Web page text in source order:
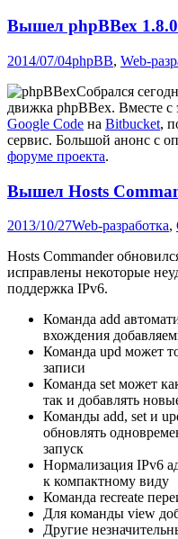
Вышел phpBBex
2014/07/04phpBB, Web-
Собрался
движка phpBBex. Вместе с
Google Code на Bitbucket,
сервис. Большой анонс с
форуме проекта.
Вышел Hosts
2013/10/27Web-разработка,
Hosts Commander
исправлены некоторые
поддержка IPv6.
Команда add
вхождения
Команда upd может
записи
Команда set может
так и добавлять
Команды add, set и
обновлять
запуск
Нормализация IPv6
к компактному виду
Команда recreate
Для команды view
Другие